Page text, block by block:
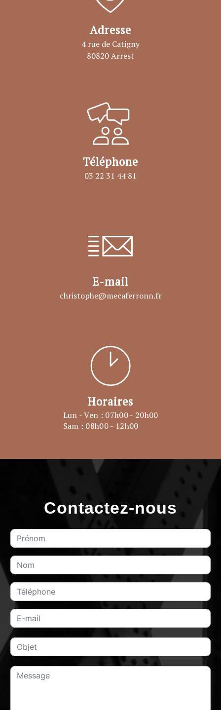
Adresse
4 rue de Catigny
80820 Arrest
Téléphone
03 22 31 44 81
E-mail
christophe@mecaferronn.fr
Horaires
Lun - Ven : 07h00 - 20h00
Sam : 08h00 - 12h00
Contactez-nous